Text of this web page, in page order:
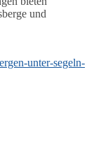
und
unter-segeln-